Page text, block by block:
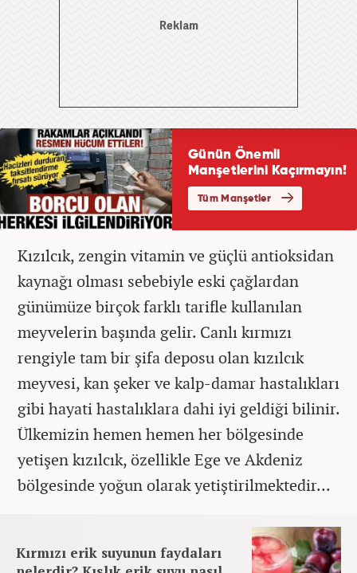
Kızılcık, zengin vitamin ve güçlü antioksidan
kaynağı olması sebebiyle eski çağlardan
günümüze birçok farklı tarifle kullanılan
meyvelerin başında gelir. Canlı kırmızı
rengiyle tam bir şifa deposu olan kızılcık
meyvesi, kan şeker ve kalp-damar hastalıkları
gibi hayati hastalıklara dahi iyi geldiği bilinir.
Ülkemizin hemen hemen her bölgesinde
yetişen kızılcık, özellikle Ege ve Akdeniz
bölgesinde yoğun olarak yetiştirilmektedir...
Kırmızı erik suyunun faydaları